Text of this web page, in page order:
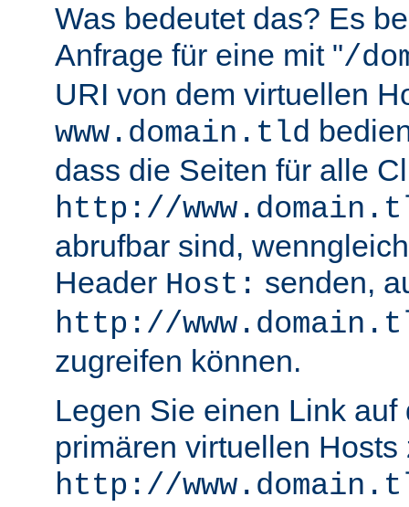
Was bedeutet das? Es
Anfrage für eine mit "/
URI von dem virtuellen
www.domain.tld
dass die Seiten für alle
http://
abrufbar sind,
Header Host: senden,
http://
zugreifen können.
Legen Sie einen Link auf
primären virtuellen Hosts
http://